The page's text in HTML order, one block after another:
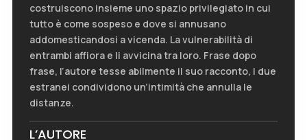
costruiscono insieme uno spazio privilegiato in cui
tutto è come sospeso e dove si annusano
addomesticandosi a vicenda. La vulnerabilità di
entrambi affiora e li avvicina tra loro. Frase dopo
frase, l’autore tesse abilmente il suo racconto, i due
estranei condividono un’intimità che annulla le
distanze.
L’AUTORE